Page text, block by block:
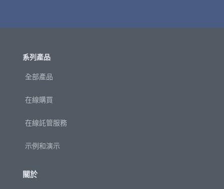
系列產品
全部產品
在線購買
在線託管服務
示例和演示
關於